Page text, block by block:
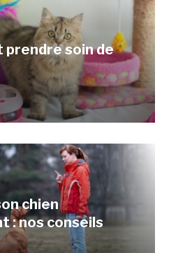
prendre soin de
chien
: nos conseils